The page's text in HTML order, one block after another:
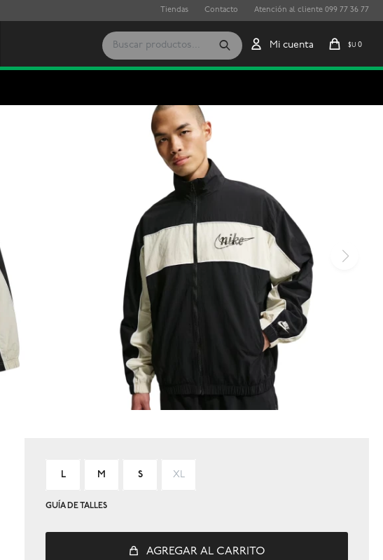
$U 0
Tiendas Contacto Atención al cliente 099 77 36 77
L M S XL
GUÍA DE TALLES
AGREGAR AL CARRITO